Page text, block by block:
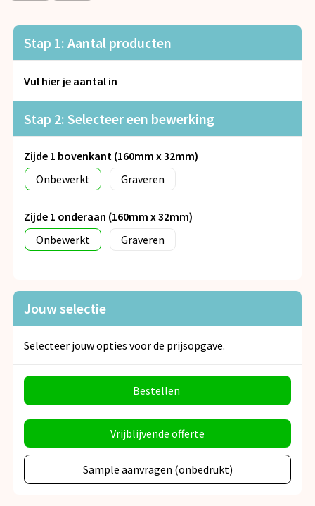
Schrijfwaren
Sleutelhangers en Lanyards
Spellen voor binnen en buiten
Veiligheid, Auto en Fiets
Anti-stress
Stap 1: Aantal producten
Vul hier je aantal in
Stap 2: Selecteer een bewerking
Zijde 1 bovenkant (160mm x 32mm)
Onbewerkt
Graveren
Zijde 1 onderaan (160mm x 32mm)
Onbewerkt
Graveren
Jouw selectie
Selecteer jouw opties voor de prijsopgave.
Bestellen
Vrijblijvende offerte
Sample aanvragen (onbedrukt)